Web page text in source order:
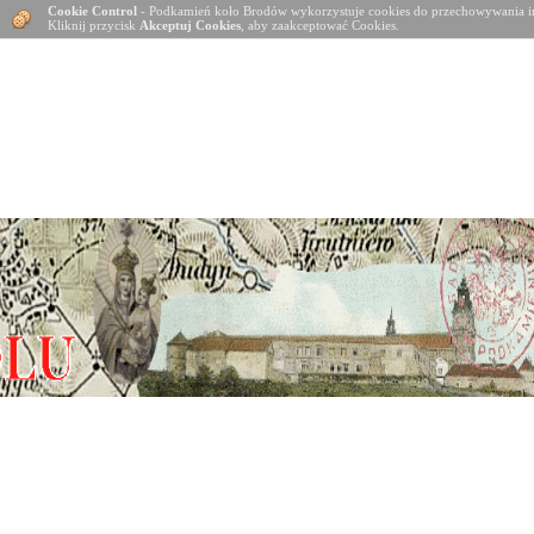
Cookie Control - Podkamień koło Brodów wykorzystuje cookies do
Kliknij przycisk Akceptuj Cookies , aby zaakceptować Cookies.